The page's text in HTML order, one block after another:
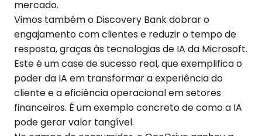
mercado.
Vimos também o Discovery Bank dobrar o
engajamento com clientes e reduzir o tempo de
resposta, graças às tecnologias de IA da Microsoft.
Este é um case de sucesso real, que exemplifica o
poder da IA em transformar a experiência do
cliente e a eficiência operacional em setores
financeiros. É um exemplo concreto de como a IA
pode gerar valor tangível.